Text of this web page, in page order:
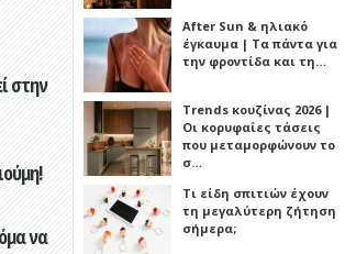
στην
να
After Sun & ηλιακό
έγκαυμα | Τα πάντα για
την φροντίδα και τη…
Trends κουζίνας 2026 |
Οι κορυφαίες τάσεις
που μεταμορφώνουν το
σ…
Τι είδη σπιτιών έχουν
τη μεγαλύτερη ζήτηση
σήμερα;